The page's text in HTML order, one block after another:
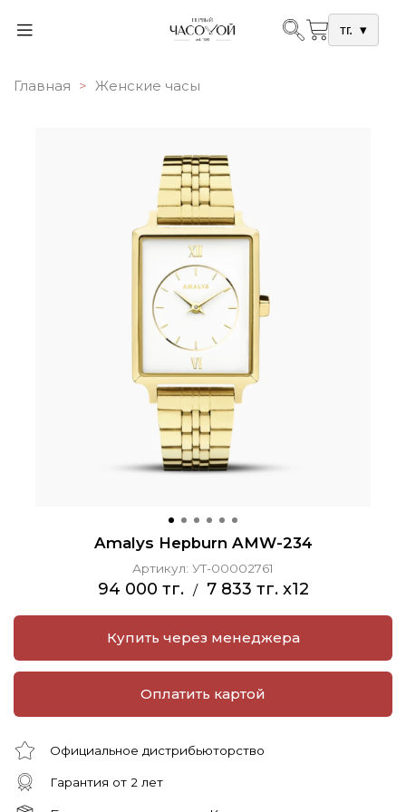
тг. ▾
Главная Женские часы
Amalys Hepburn AMW-234
Артикул: УТ-00002761
94 000 тг. / 7 833 тг. x12
Купить через менеджера
Оплатить картой
Официальное дистрибьюторство
Гарантия от 2 лет